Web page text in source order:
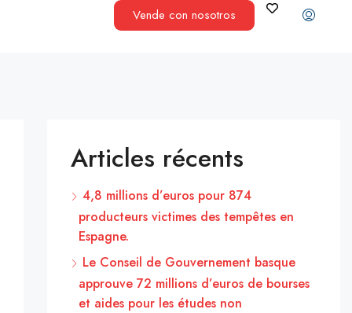
Vende con nosotros
Articles récents
4,8 millions d’euros pour 874
producteurs victimes des tempêtes en
Espagne.
Le Conseil de Gouvernement basque
approuve 72 millions d’euros de bourses
et aides pour les études non